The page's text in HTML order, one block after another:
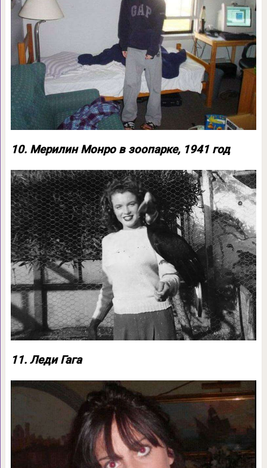
10. Мерилин Монро в зоопарке, 1941 год
11. Леди Гага